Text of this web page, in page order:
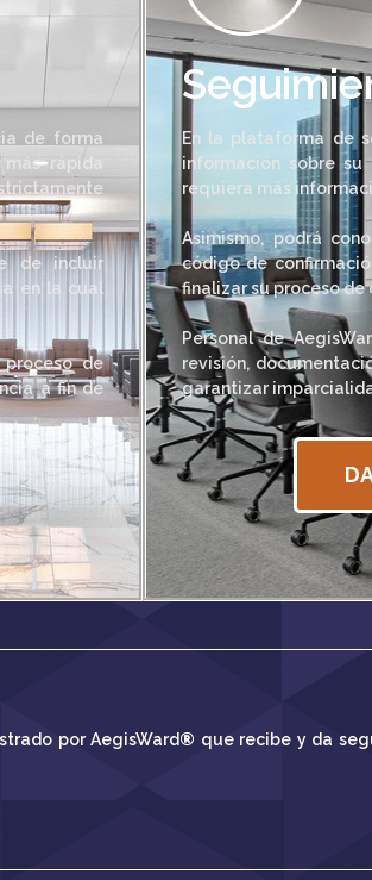
de forma
rápida
de incluir
en la cual
de
a fin de
En la plataforma de
información sobre
requiera más
Asimismo, podrá
código de
finalizar su proceso de
Personal de
revisión,
garantizar
porAegisWard® que recibe y da